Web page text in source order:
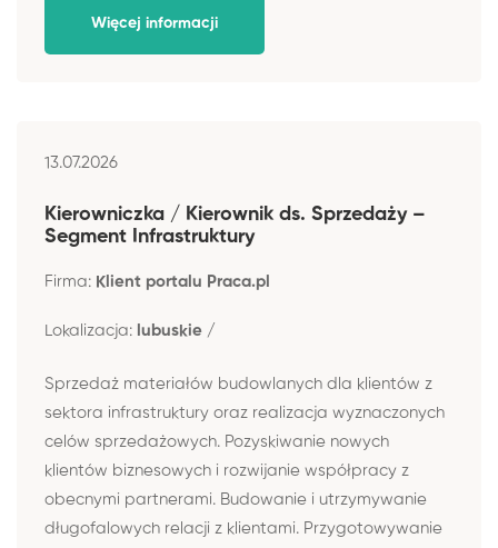
Więcej informacji
13.07.2026
Kierowniczka / Kierownik ds. Sprzedaży –
Segment Infrastruktury
Firma: Klient portalu Praca.pl
Lokalizacja: lubuskie /
Sprzedaż materiałów budowlanych dla klientów z
sektora infrastruktury oraz realizacja wyznaczonych
celów sprzedażowych. Pozyskiwanie nowych
klientów biznesowych i rozwijanie współpracy z
obecnymi partnerami. Budowanie i utrzymywanie
długofalowych relacji z klientami. Przygotowywanie